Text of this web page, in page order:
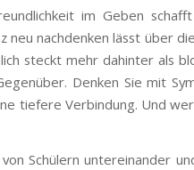
im Geben
nachdenken lässt über
steckt mehr dahinter als
Denken Sie mit
tiefere Verbindung. Und
Schülern untereinander